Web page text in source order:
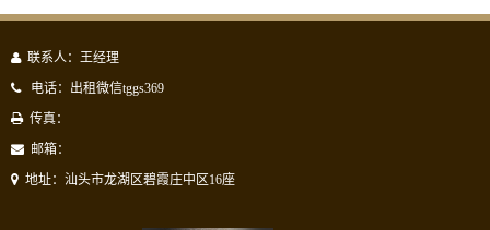
联系人：王经理
电话：出租微信tggs369
传真：
邮箱：
地址：汕头市龙湖区碧霞庄中区16座